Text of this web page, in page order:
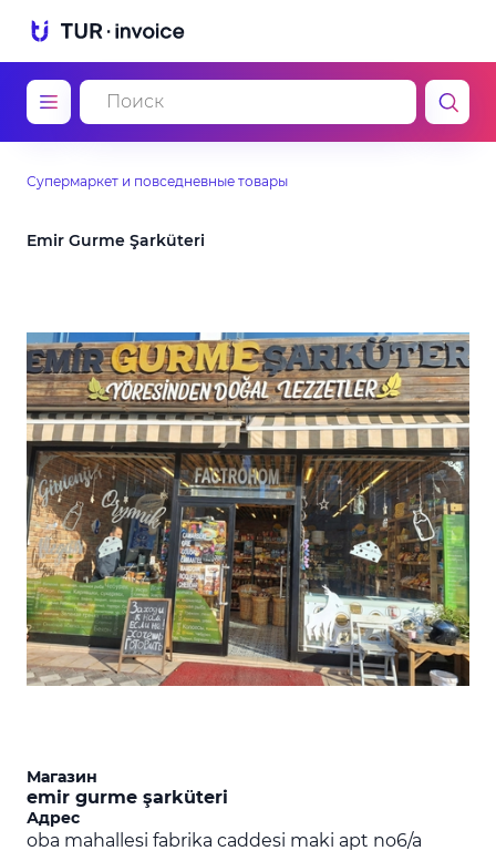
Супермаркет и повседневные товары
Emir Gurme Şarküteri
Магазин
emir gurme şarküteri
Адрес
oba mahallesi fabrika caddesi maki apt no6/a